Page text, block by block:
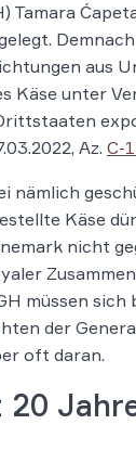
Tamara
aus
Käse unter
Az. C-
nämlich
Käse
nicht
müssen
der
oft daran.
20